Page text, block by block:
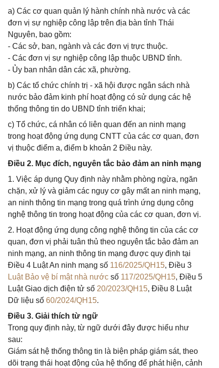
a) Các cơ quan quản lý hành chính nhà nước và các
đơn vị sự nghiệp công lập trên địa bàn tỉnh Thái
Nguyên, bao gồm:
- Các sở, ban, ngành và các đơn vị trực thuộc.
- Các đơn vị sự nghiệp công lập thuộc UBND tỉnh.
- Ủy ban nhân dân các xã, phường.
b) Các tổ chức chính trị - xã hội được ngân sách nhà
nước bảo đảm kinh phí hoạt động có sử dụng các hệ
thống thông tin do UBND tỉnh triển khai;
c) Tổ chức, cá nhân có liên quan đến an ninh mạng
trong hoạt động ứng dụng CNTT của các cơ quan, đơn
vị thuộc điểm a, điểm b khoản 2 Điều này.
Điều 2. Mục đích, nguyên tắc bảo đảm an ninh mạng
1. Việc áp dụng Quy định này nhằm phòng ngừa, ngăn
chặn, xử lý và giảm các nguy cơ gây mất an ninh mạng,
an ninh thông tin mạng trong quá trình ứng dụng công
nghệ thông tin trong hoạt động của các cơ quan, đơn vị.
2. Hoạt động ứng dụng công nghệ thông tin của các cơ
quan, đơn vị phải tuân thủ theo nguyên tắc bảo đảm an
ninh mạng, an ninh thông tin mạng được quy định tại
Điều 4 Luật An ninh mạng số 116/2025/QH15, Điều 3
Luật Bảo vệ bí mật nhà nước số 117/2025/QH15, Điều 5
Luật Giao dịch điện tử số 20/2023/QH15, Điều 8 Luật
Dữ liệu số 60/2024/QH15.
Điều 3. Giải thích từ ngữ
Trong quy định này, từ ngữ dưới đây được hiểu như
sau:
Giám sát hệ thống thông tin là biện pháp giám sát, theo
dõi trạng thái hoạt động của hệ thống để phát hiện, cảnh